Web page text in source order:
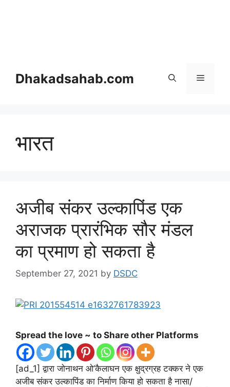
Dhakadsahab.com
भारत
अजीब संकर उल्कापिंड एक
अराजक प्रारंभिक सौर मंडल
का प्रमाण हो सकता है
September 27, 2021 by DSDC
Spread the love ~ to Share other Platforms
[ad_1] द्वारा जोनाथन ओ’कैलाघन एक क्षुद्रग्रह टक्कर ने एक
अजीब संकर उल्कापिंड का निर्माण किया हो सकता है नासा/